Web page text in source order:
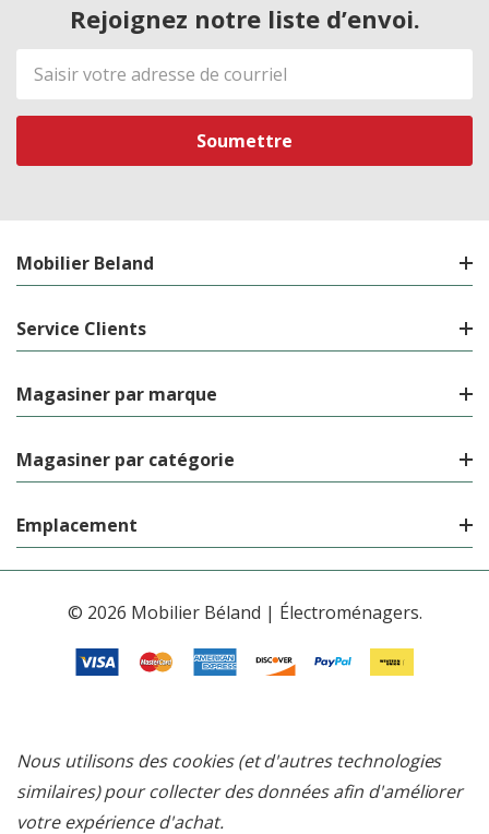
Rejoignez notre liste d’envoi.
Adresse
de
courriel
Mobilier Beland
Service Clients
Magasiner par marque
Magasiner par catégorie
Emplacement
© 2026 Mobilier Béland | Électroménagers.
Nous utilisons des cookies (et d'autres technologies
similaires) pour collecter des données afin d'améliorer
votre expérience d'achat.